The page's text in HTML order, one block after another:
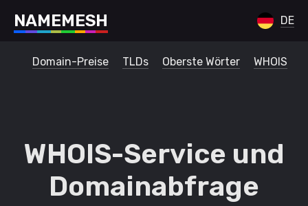
NAMEMESH DE
Domain-Preise TLDs Oberste Wörter WHOIS
WHOIS-Service und
Domainabfrage